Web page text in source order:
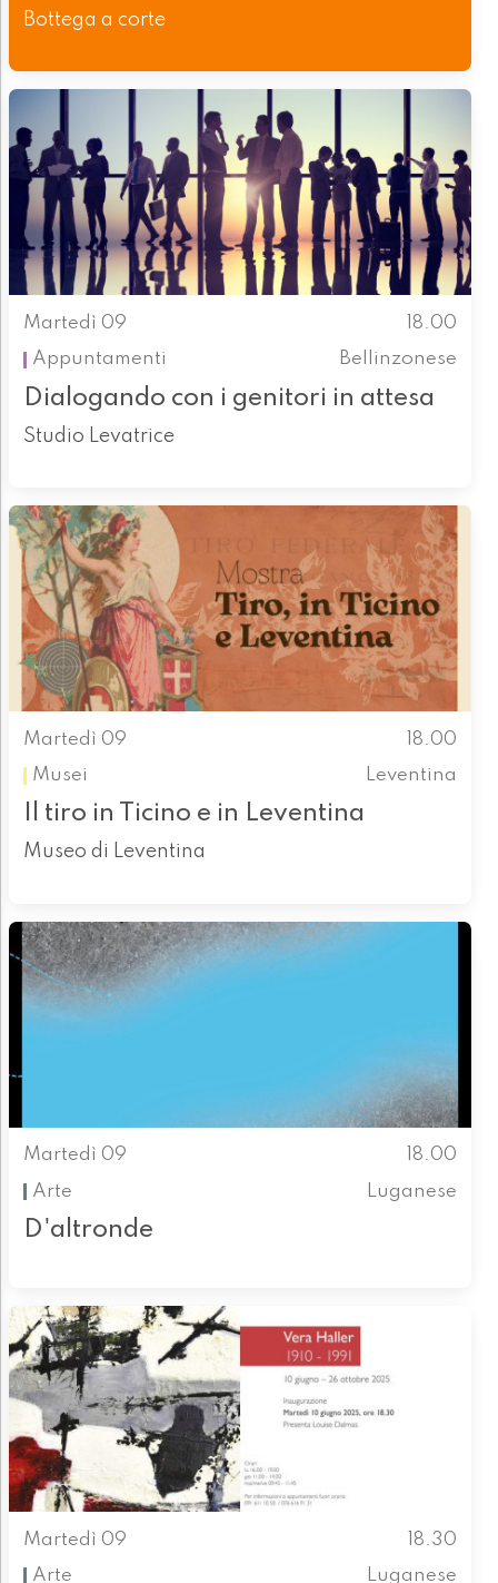
Bottega a corte
Martedì 09
18.00
Appuntamenti
Bellinzonese
Dialogando con i genitori in attesa
Studio Levatrice
Martedì 09
18.00
Musei
Leventina
Il tiro in Ticino e in Leventina
Museo di Leventina
Martedì 09
18.00
Arte
Luganese
D'altronde
Martedì 09
18.30
Arte
Luganese